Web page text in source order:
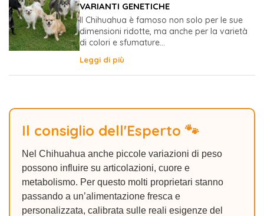
VARIANTI GENETICHE
Il Chihuahua è famoso non solo per le sue
dimensioni ridotte, ma anche per la varietà
di colori e sfumature...
Leggi di più
Il consiglio dell'Esperto 🐾
Nel Chihuahua anche piccole variazioni di peso
possono influire su articolazioni, cuore e
metabolismo. Per questo molti proprietari stanno
passando a un’alimentazione fresca e
personalizzata, calibrata sulle reali esigenze del